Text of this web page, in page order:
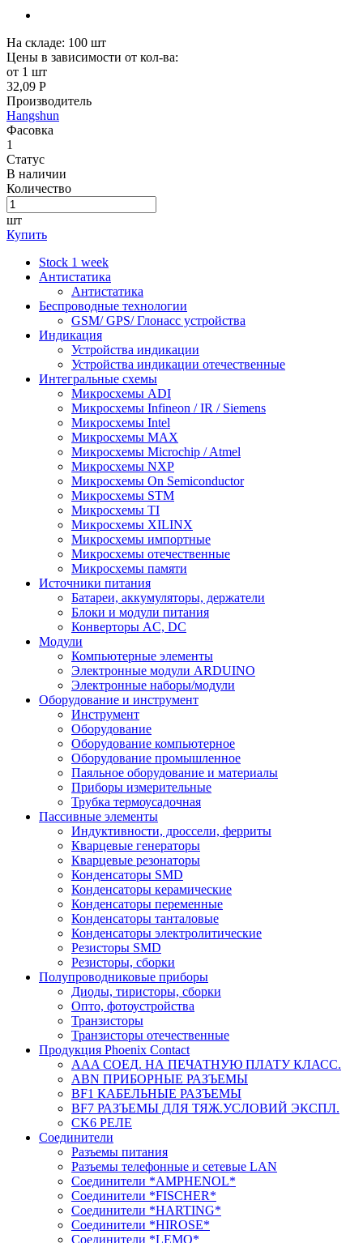
На складе: 100 шт
Цены в зависимости от кол-ва:
от 1 шт
32,09 Р
Производитель
Hangshun
Фасовка
1
Статус
В наличии
Количество
шт
Купить
Stock 1 week
Антистатика
Антистатика
Беспроводные технологии
GSM/ GPS/ Глонасс устройства
Индикация
Устройства индикации
Устройства индикации отечественные
Интегральные схемы
Микросхемы ADI
Микросхемы Infineon / IR / Siemens
Микросхемы Intel
Микросхемы MAX
Микросхемы Microchip / Atmel
Микросхемы NXP
Микросхемы On Semiconductor
Микросхемы STM
Микросхемы TI
Микросхемы XILINX
Микросхемы импортные
Микросхемы отечественные
Микросхемы памяти
Источники питания
Батареи, аккумуляторы, держатели
Блоки и модули питания
Конверторы AC, DC
Модули
Компьютерные элементы
Электронные модули ARDUINO
Электронные наборы/модули
Оборудование и инструмент
Инструмент
Оборудование
Оборудование компьютерное
Оборудование промышленное
Паяльное оборудование и материалы
Приборы измерительные
Трубка термоусадочная
Пассивные элементы
Индуктивности, дроссели, ферриты
Кварцевые генераторы
Кварцевые резонаторы
Конденсаторы SMD
Конденсаторы керамические
Конденсаторы переменные
Конденсаторы танталовые
Конденсаторы электролитические
Резисторы SMD
Резисторы, сборки
Полупроводниковые приборы
Диоды, тиристоры, сборки
Опто, фотоустройства
Транзисторы
Транзисторы отечественные
Продукция Phoenix Contact
AAA СОЕД. НА ПЕЧАТНУЮ ПЛАТУ КЛАСС.
ABN ПРИБОРНЫЕ РАЗЪЕМЫ
BF1 КАБЕЛЬНЫЕ РАЗЪЕМЫ
BF7 РАЗЪЕМЫ ДЛЯ ТЯЖ.УСЛОВИЙ ЭКСПЛ.
CK6 РЕЛЕ
Соединители
Разъемы питания
Разъемы телефонные и сетевые LAN
Соединители *AMPHENOL*
Соединители *FISCHER*
Соединители *HARTING*
Соединители *HIROSE*
Соединители *LEMO*